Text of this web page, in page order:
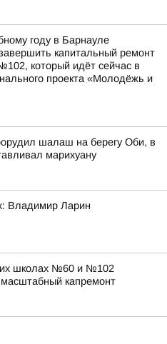
году в Барнауле
капитальный ремонт
который идёт сейчас в
проекта «Молодёжь и
шалаш на берегу Оби, в
марихуану
Владимир Ларин
школах №60 и №102
капремонт